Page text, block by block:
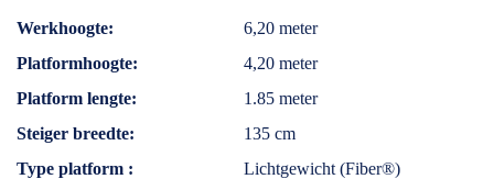
Specificaties
Werkhoogte
6,20 meter
Platformhoogte
4,20 meter
Platform lengte
1.85 meter
Steiger breedte
135 cm
Type platform
Lichtgewicht (Fiber®)